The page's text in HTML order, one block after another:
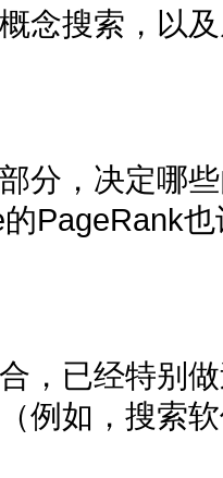
念搜索，以
分，决定哪
PageRank
，已经特别
例如，搜索